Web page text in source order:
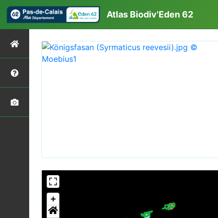
Atlas Biodiv'Eden 62
+